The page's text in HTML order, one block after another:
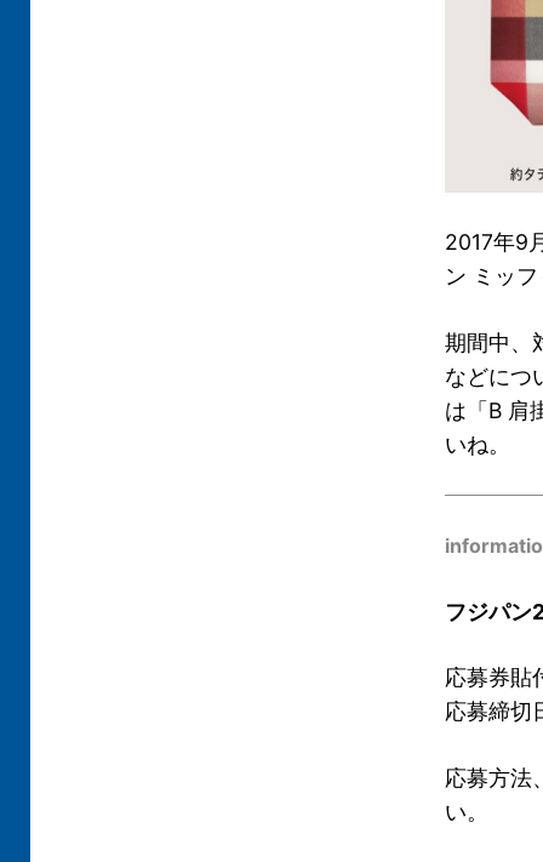
2017年9
ン ミッ
期間中、
などにつ
は「B 肩
いね。
フジパン
応募券貼
応募締切
応募方法
い。